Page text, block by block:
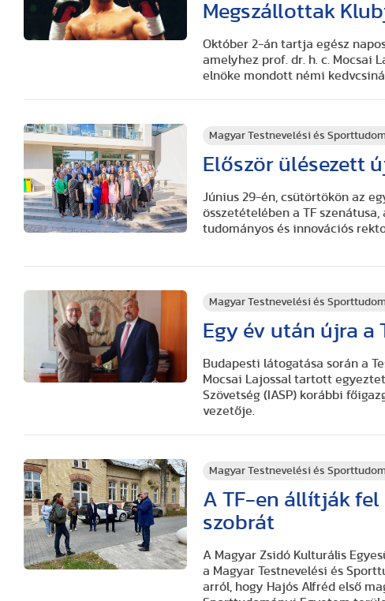
Megszállottak
Október 2-án tartja egész
amelyhez prof. dr. h. c. Mocsai
elnöke mondott némi
Magyar Testnevelési és
Először ülésezett
Június 29-én, csütörtökön az
összetételében a TF
tudományos és innovációs
Magyar Testnevelési és
Egy év után újra a
Budapesti látogatása során a
Mocsai Lajossal tartott
Szövetség (IASP) korábbi
vezetője.
Magyar Testnevelési és
A TF-en állítják fel
szobrát
A Magyar Zsidó Kulturális
a Magyar Testnevelési és
arról, hogy Hajós Alfréd első